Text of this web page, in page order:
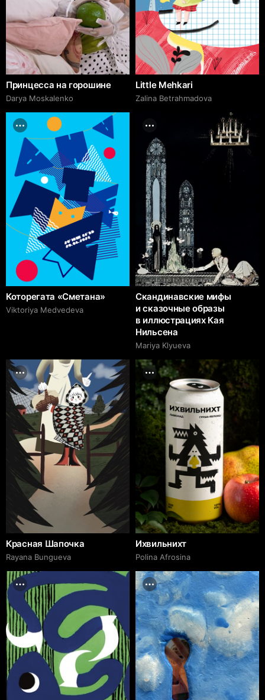
Принцесса на горошине
Darya Moskalenko
Little Mehkari
Zalina Betrahmadova
Которегата «Сметана»
Viktoriya Medvedeva
Скандинавские мифы
и сказочные образы
в иллюстрациях Кая
Нильсена
Mariya Klyueva
Красная Шапочка
Rayana Bungueva
Ихвильнихт
Polina Afrosina